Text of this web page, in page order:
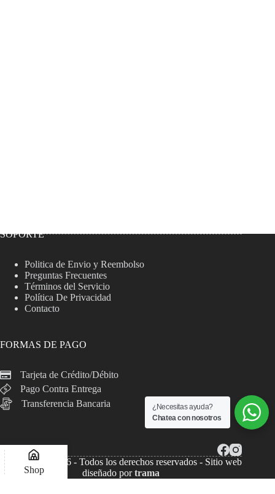
SOPORTE
Politica de Envio y Reembolso
Preguntas Frecuentes
Términos del Servicio
Política De Privacidad
Contacto
FORMAS DE PAGO
Tarjeta de Crédito/Débito
Pago Contra Entrega
Transferencia Bancaria
Copyright © 2026 - Todos los derechos reservados - Sitio web
diseñado portrama
¿Necesitas ayuda?
Chatea con nosotros
Shop